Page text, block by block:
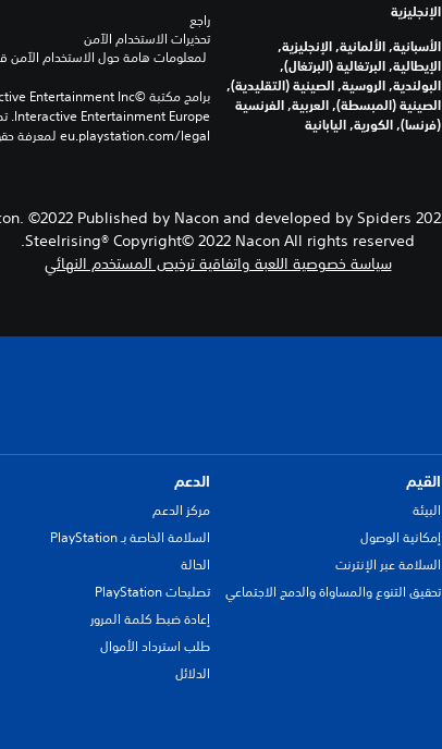
الإنجليزية
الأسبانية, الألمانية, الإنجليزية,
الإيطالية, البرتغالية (البرتغال),
البولندية, الروسية, الصينية (التقليدية),
الصينية (المبسطة), العربية, الفرنسية
(فرنسا), الكورية, اليابانية
راجع
تحذيرات الاستخدام الآمن
eu.playstation.com/legal لمعرفة حقوق الاستخدام الكاملة.
Steelrising® Copyright© 2022 Nacon All rights reserved.
سياسة خصوصية اللعبة واتفاقية ترخيص المستخدم النهائي
القيم
البيئة
إمكانية الوصول
السلامة عبر الإنترنت
تحقيق التنوع والمساواة والدمج الاجتماعي
الدعم
مركز الدعم
السلامة الخاصة بـ PlayStation
الحالة
تصليحات PlayStation
إعادة ضبط كلمة المرور
طلب استرداد الأموال
الدلائل